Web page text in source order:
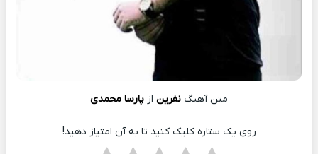
متن آهنگ نفرین از پارسا محمدی
روی یک ستاره کلیک کنید تا به آن امتیاز دهید!